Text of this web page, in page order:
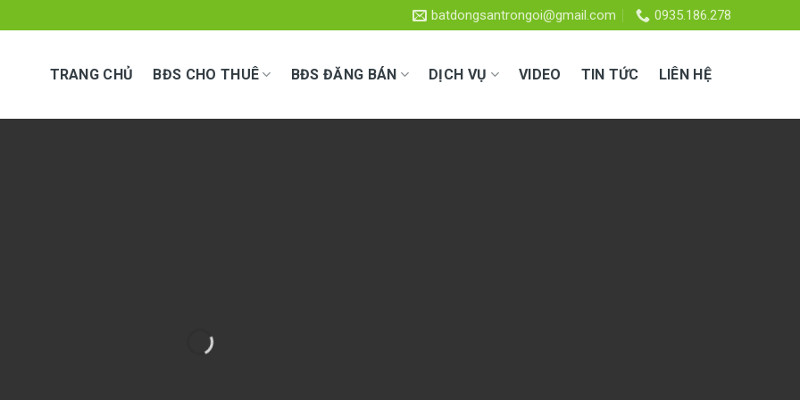
batdongsantrongoi@gmail.com 0935.186.278
TRANG CHỦ BĐS CHO THUÊ BĐS ĐĂNG BÁN DỊCH VỤ VIDEO TIN TỨC LIÊN HỆ